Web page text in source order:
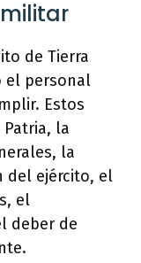
de Tierra
el personal
Estos
la
la
del ejército, el
el
deber de